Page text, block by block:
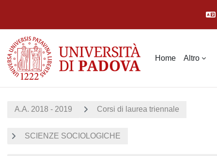
Home Altro
A.A. 2018 - 2019 Corsi di laurea triennale
SCIENZE SOCIOLOGICHE